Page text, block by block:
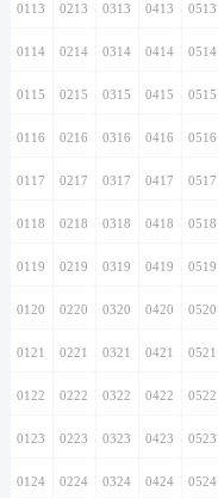
0113 0213 0313 0413 0513
0114 0214 0314 0414 0514
0115 0215 0315 0415 0515
0116 0216 0316 0416 0516
0117 0217 0317 0417 0517
0118 0218 0318 0418 0518
0119 0219 0319 0419 0519
0120 0220 0320 0420 0520
0121 0221 0321 0421 0521
0122 0222 0322 0422 0522
0123 0223 0323 0423 0523
0124 0224 0324 0424 0524